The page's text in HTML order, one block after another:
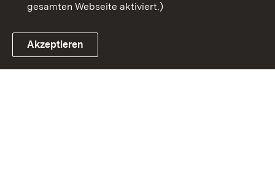
Link zum Landesportal
gesamten Webseite aktiviert.)
Akzeptieren